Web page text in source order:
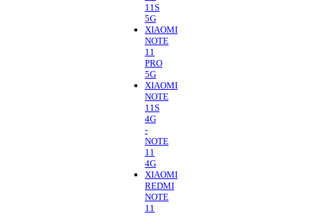
11S
5G
XIAOMI
NOTE
11
PRO
5G
XIAOMI
NOTE
11S
4G
-
NOTE
11
4G
XIAOMI
REDMI
NOTE
11